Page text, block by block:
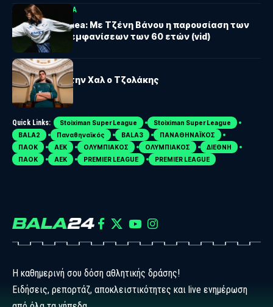
ATHENS KALLITHEA
Athens Kallithea: Με Τζένη Βάνου η παρουσίαση των
επετειακών εμφανίσεων των 60 ετών (vid)
PREMIER LEAGUE
Κι επίσημα στην Χαλ ο Τζολάκης
Quick Links: Stoiximan Super League
Stoiximan Super League
BALA2
Παναθηναϊκός BALA3
ΠΑΝΑΘΗΝΑΪΚΟΣ
ΠΑΟΚ
ΑΕΚ ΟΛΥΜΠΙΑΚΟΣ ΟΛΥΜΠΙΑΚΟΣ
ΔΙΕΘΝΗ
ΠΑΟΚ
ΑΕΚ PREMIER LEAGUE PREMIER LEAGUE
Η καθημερινή σου δόση αθλητικής δράσης!
Ειδήσεις, ρεπορτάζ, αποκλειστικότητες και live ενημέρωση